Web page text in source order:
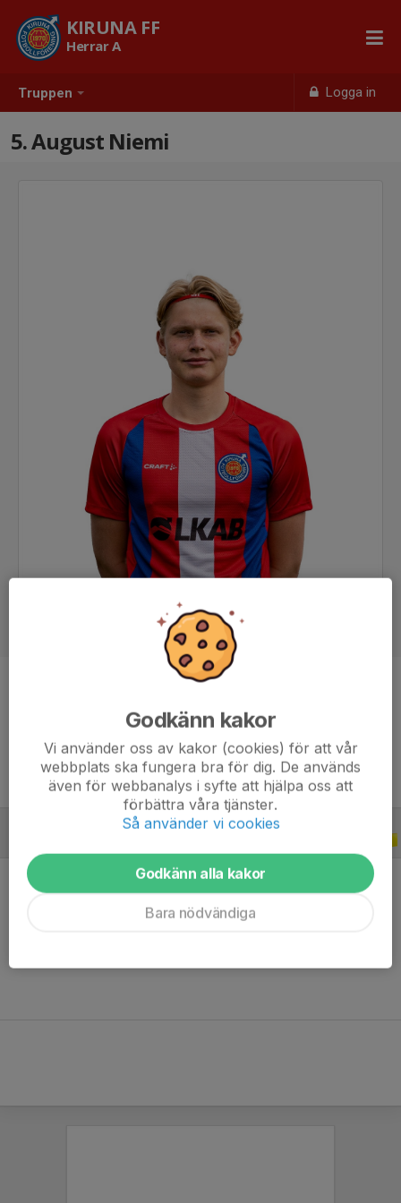
Truppen Logga in
KIRUNA FF
Herrar A
5. August Niemi
23 år
Godkänn kakor
Vi använder oss av kakor (cookies) för att vår
webbplats ska fungera bra för dig. De används
även för webbanalys i syfte att hjälpa oss att
förbättra våra tjänster.
Så använder vi cookies
Godkänn alla kakor
Bara nödvändiga